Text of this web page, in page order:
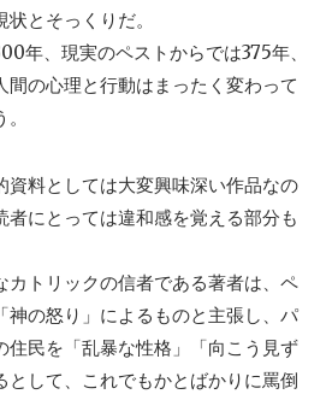
とそっくりだ。
年、現実のペストからでは375年、
間の心理と行動はまったく変わって
資料としては大変興味深い作品なの
者にとっては違和感を覚える部分も
カトリックの信者である著者は、ペ
神の怒り」によるものと主張し、パ
住民を「乱暴な性格」「向こう見ず
として、これでもかとばかりに罵倒